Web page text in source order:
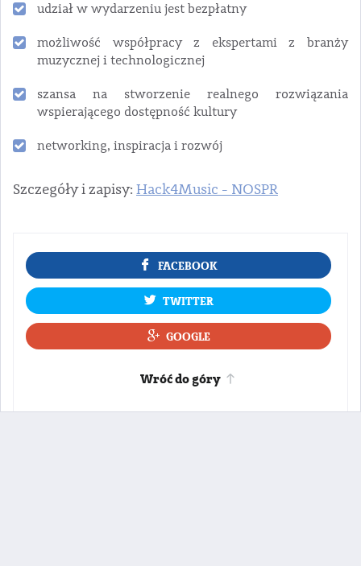
udział w wydarzeniu jest bezpłatny
możliwość współpracy z ekspertami z branży
muzycznej i technologicznej
szansa na stworzenie realnego rozwiązania
wspierającego dostępność kultury
networking, inspiracja i rozwój
Szczegóły i zapisy: Hack4Music - NOSPR
FACEBOOK
TWITTER
GOOGLE
Wróć do góry